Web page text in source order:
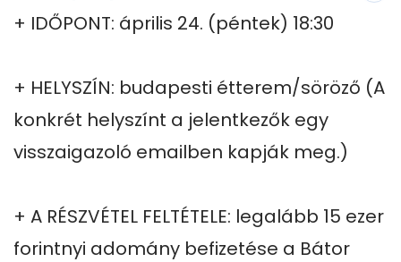
+ IDŐPONT: április 24. (péntek) 18:30
+ HELYSZÍN: budapesti étterem/söröző (A
konkrét helyszínt a jelentkezők egy
visszaigazoló emailben kapják meg.)
+ A RÉSZVÉTEL FELTÉTELE: legalább 15 ezer
forintnyi adomány befizetése a Bátor